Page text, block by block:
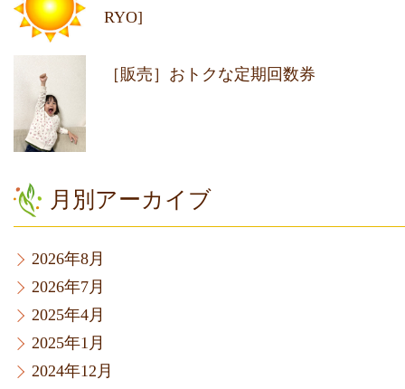
RYO]
［販売］おトクな定期回数券
月別アーカイブ
2026年8月
2026年7月
2025年4月
2025年1月
2024年12月